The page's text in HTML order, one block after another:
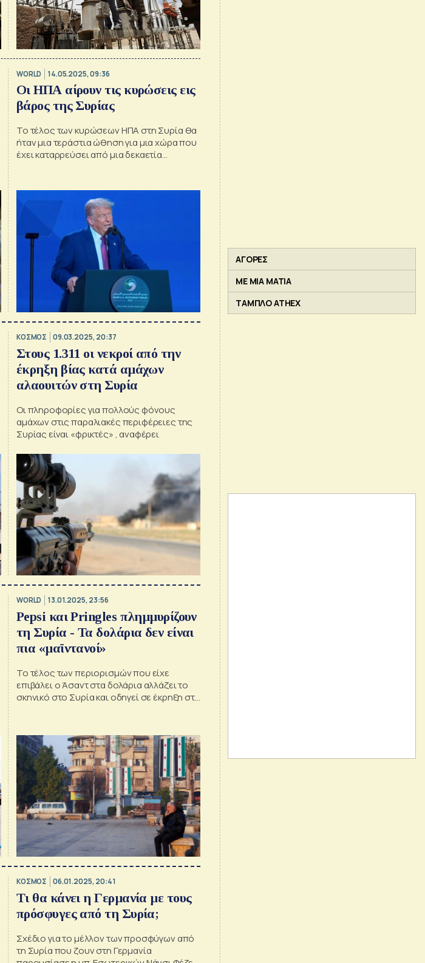
WORLD 14.05.2025, 09:36
Οι ΗΠΑ αίρουν τις κυρώσεις εις
βάρος της Συρίας
Το τέλος των κυρώσεων ΗΠΑ στη Συρία θα
ήταν μια τεράστια ώθηση για μια χώρα που
έχει καταρρεύσει από μια δεκαετία
ΚΟΣΜΟΣ 09.03.2025, 20:37
Στους 1.311 οι νεκροί από την
έκρηξη βίας κατά αμάχων
αλαουιτών στη Συρία
Οι πληροφορίες για πολλούς φόνους
αμάχων στις παραλιακές περιφέρειες της
Συρίας είναι «φρικτές» , αναφέρει
WORLD 13.01.2025, 23:56
Pepsi και Pringles πλημμυρίζουν
τη Συρία - Τα δολάρια δεν είναι
πια «μαϊντανοί»
Το τέλος των περιορισμών που είχε
επιβάλει ο Άσαντ στα δολάρια αλλάζει το
σκηνικό στο Συρία και οδηγεί σε έκρηξη στα
ΚΟΣΜΟΣ 06.01.2025, 20:41
Tι θα κάνει η Γερμανία με τους
πρόσφυγες από τη Συρία;
Σχέδιο για το μέλλον των προσφύγων από
τη Συρία που ζουν στη Γερμανία
ΑΓΟΡΕΣ
ΜΕ ΜΙΑ ΜΑΤΙΑ
ΤΑΜΠΛΟ ATHEX